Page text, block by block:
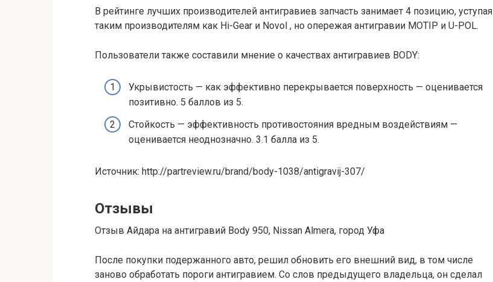
В рейтинге лучших производителей антигравиев запчасть занимает 4 позицию, уступая
таким производителям как Hi-Gear и Novol , но опережая антигравии MOTIP и U-POL.
Пользователи также составили мнение о качествах антигравиев BODY:
Укрывистость — как эффективно перекрывается поверхность — оценивается
позитивно. 5 баллов из 5.
Стойкость — эффективность противостояния вредным воздействиям —
оценивается неоднозначно. 3.1 балла из 5.
Источник: http://partreview.ru/brand/body-1038/antigravij-307/
Отзывы
Отзыв Айдара на антигравий Body 950, Nissan Almera, город Уфа
После покупки подержанного авто, решил обновить его внешний вид, в том числе
заново обработать пороги антигравием. Со слов предыдущего владельца, он сделал